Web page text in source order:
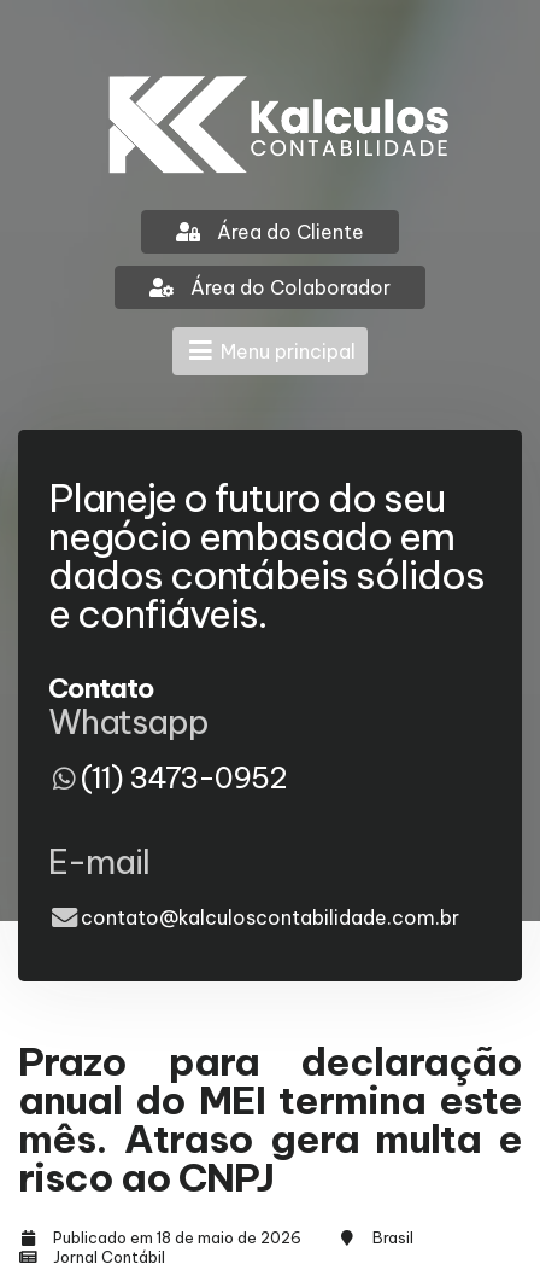
Área do Cliente
Área do Colaborador
Menu principal
Planeje o futuro do seu
negócio embasado em
dados contábeis sólidos
e confiáveis.
Contato
Whatsapp
(11) 3473-0952
E-mail
contato@kalculoscontabilidade.com.br
Prazo para declaração
anual do MEI termina este
mês. Atraso gera multa e
risco ao CNPJ
Publicado em 18 de maio de 2026
Brasil
Jornal Contábil